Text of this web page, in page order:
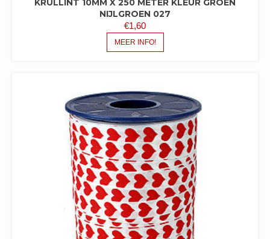
KRULLINT 10MM X 250 METER KLEUR GROEN
NIJLGROEN 027
€1,60
MEER INFO!